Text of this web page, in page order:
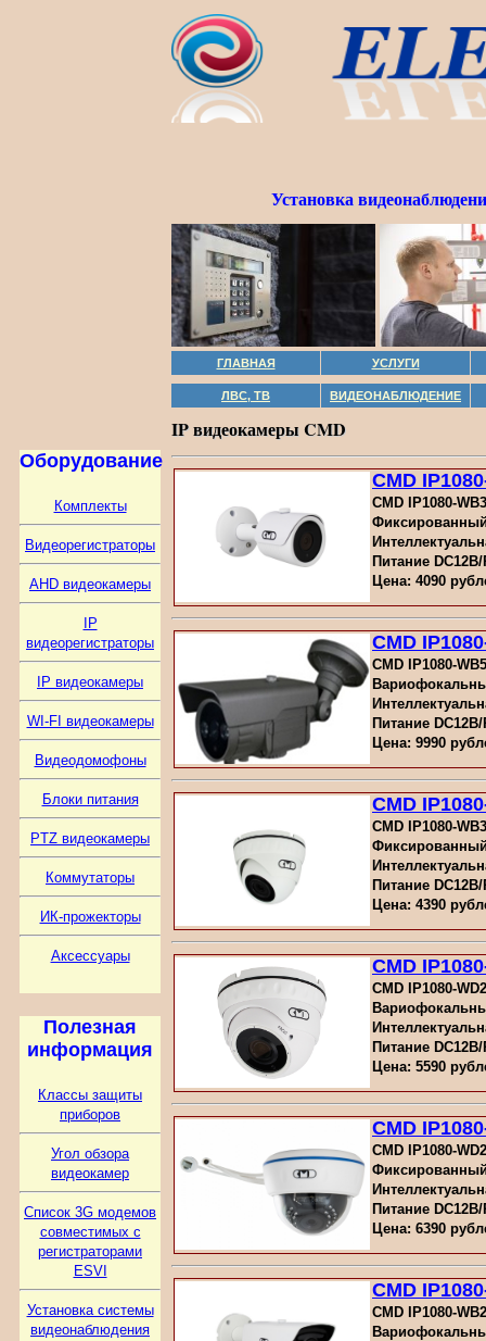
Установка
ГЛАВНАЯ УСЛУГИ
ЛВС, ТВ ВИДЕОНАБЛЮДЕНИЕ
Оборудование
Комплекты
Видеорегистраторы
AHD видеокамеры
IP
видеорегистраторы
IP видеокамеры
WI-FI видеокамеры
Видеодомофоны
Блоки питания
PTZ видеокамеры
Коммутаторы
ИК-прожекторы
Аксессуары
Полезная
информация
Классы защиты
приборов
Угол обзора
видеокамер
Список 3G модемов
совместимых с
регистраторами
ESVI
Установка системы
видеонаблюдения
IP видеокамеры CMD
CMD
CMD IP1080-
Питание DC12В/
Цена: 4090
CMD
CMD IP1080-
Питание DC12В/
Цена: 9990
CMD
CMD IP1080-
Питание DC12В/
Цена: 4390
CMD
CMD IP1080-
Питание DC12В/
Цена: 5590
CMD
CMD IP1080-
Питание DC12В/
Цена: 6390
CMD
CMD IP1080-